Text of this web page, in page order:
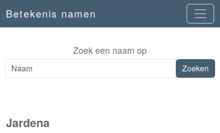
Betekenis namen
Zoek een naam op
Jardena